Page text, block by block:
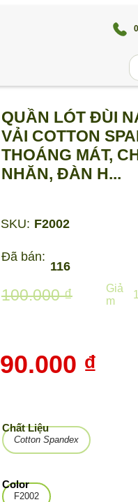
QUẦN LÓT ĐÙI
VẢI COTTON
THOÁNG MÁT,
NHĂN, ĐÀN H...
Đã bán:
116
Cotton Spandex
Chất Liệu
F2002
Color
90.000 ₫
100.000 ₫
Giả
m
SKU: F2002